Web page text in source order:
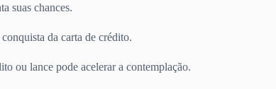
suas chances.
da carta de crédito.
ou lance pode acelerar a contemplação.